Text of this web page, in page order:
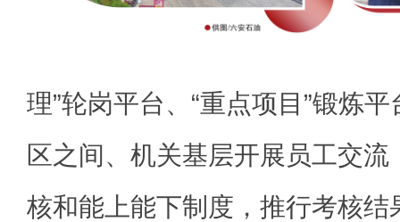
理”轮岗平台、“重点项目”锻炼
区之间、机关基层开展员工交
核和能上能下制度，推行考核结